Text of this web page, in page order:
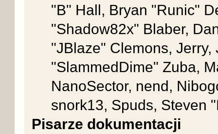
"B" Hall, Bryan "Runic"
"Shadow82x" Blaber,
"JBlaze" Clemons,
"SlammedDime" Zuba,
NanoSector, nend,
snork13, Spuds, Steven
Pisarze dokumentacji